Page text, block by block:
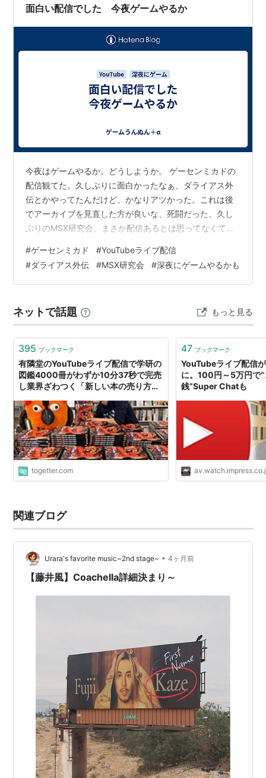
面白い配信でした 今夜ゲームやるか
今夜はゲームやるか。どうしようか。 ゲーセンミカドの
配信観てた。久しぶりに面白かったなぁ、ダライアス外
伝とかやってたんだけど、かなりアツかった。これは後
でアーカイブを見直した方が良いな、死闘だった。久し
ぶりのMSX研究会。まさか配信あるとは思ってなくて。
たな。 元々今夜ゲームやる予定はなかった。でも気が変
わることもある。なんかやるかな。やるとして、何やる
か。そこまで考えてない。だってやる気が無かったか
る。遅い時間までやるかね。
#ゲーセンミカド #YouTubeライブ配信
#ダライアス外伝 #MSX研究会 #深夜にゲームやるかも
ネットで話題 もっと見る
395 ブックマーク
有隣堂のYouTubeライブ配信で学研の
図鑑4000冊がわずか10分37秒で完売
し業界ざわつく「新しい本の売り方
グの力なのか」
togetter.com
47 ブックマーク
YouTubeライブ配信
に。100円～5万円で
銭”Super Chatも
関連ブログ
Urara's favorite music~2nd stage~ • 4ヶ月前
【藤井風】Coachella詳細決まり～